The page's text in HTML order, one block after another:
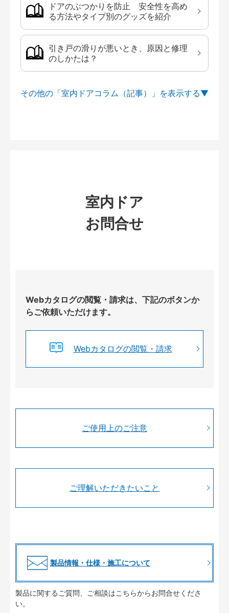
ドアのぶつかりを防止 安全性を高め
る方法やタイプ別のグッズを紹介
引き戸の滑りが悪いとき、原因と修理
のしかたは？
その他の「室内ドアコラム（記事）」を
室内ドア
お問合せ
Webカタログの閲覧・請求は、下記のボタンか
らご依頼いただけます。
Webカタログの閲覧・請求
ご使用上のご注意
ご理解いただきたいこと
製品情報・仕様・施工について
製品に関するご質問、ご相談はこちらからお問合せくださ
い。